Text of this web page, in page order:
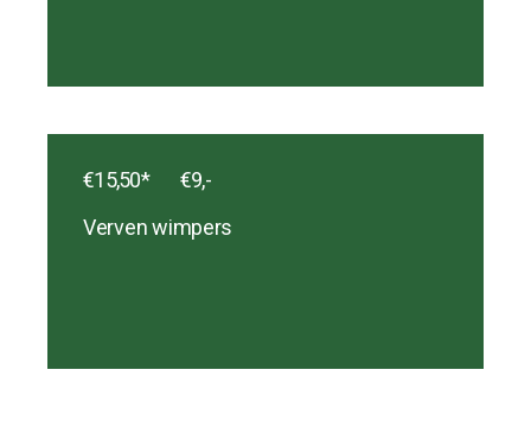
€15,50* ‎ ‎ ‎ ‎ ‎ ‎ ‎ €9,-
Verven wimpers